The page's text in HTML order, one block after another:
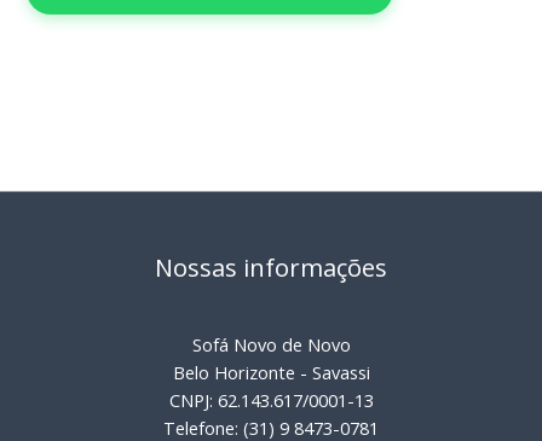
Nossas informações
Sofá Novo de Novo
Belo Horizonte - Savassi
CNPJ: 62.143.617/0001-13
Telefone: (31) 9 8473-0781